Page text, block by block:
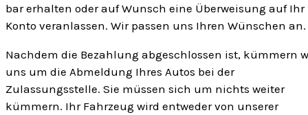
bar erhalten oder auf Wunsch eine Überweisung auf Ihr
Konto veranlassen. Wir passen uns Ihren Wünschen an.
Nachdem die Bezahlung abgeschlossen ist, kümmern
uns um die Abmeldung Ihres Autos bei der
Zulassungsstelle. Sie müssen sich um nichts weiter
kümmern. Ihr Fahrzeug wird entweder von unserer